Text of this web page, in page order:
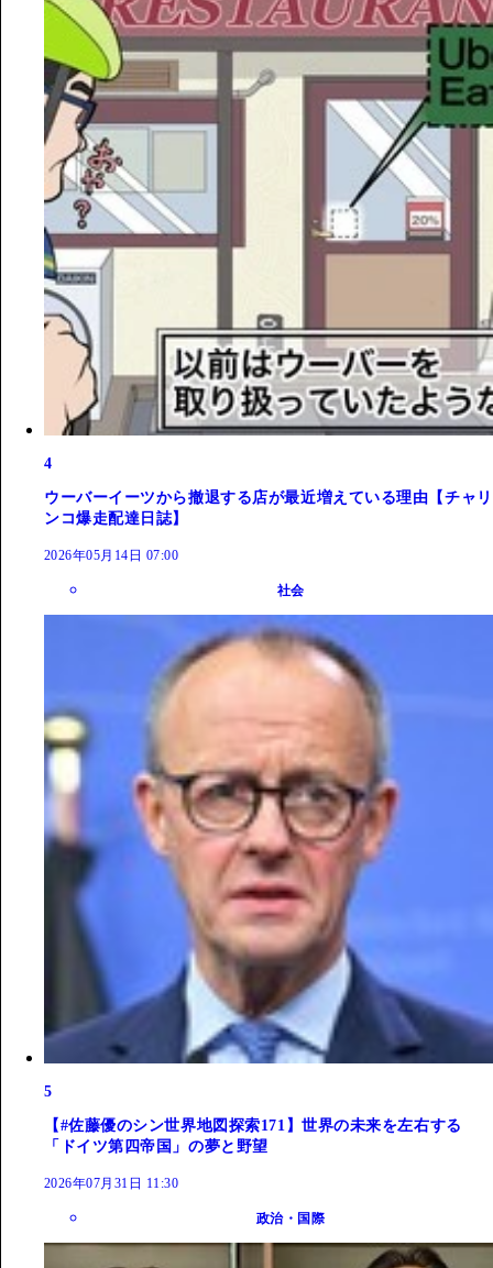
4
ウーバーイーツから撤退する店が最近増えている理由【チャリ
ンコ爆走配達日誌】
2026年05月14日 07:00
社会
5
【#佐藤優のシン世界地図探索171】世界の未来を左右する
「ドイツ第四帝国」の夢と野望
2026年07月31日 11:30
政治・国際